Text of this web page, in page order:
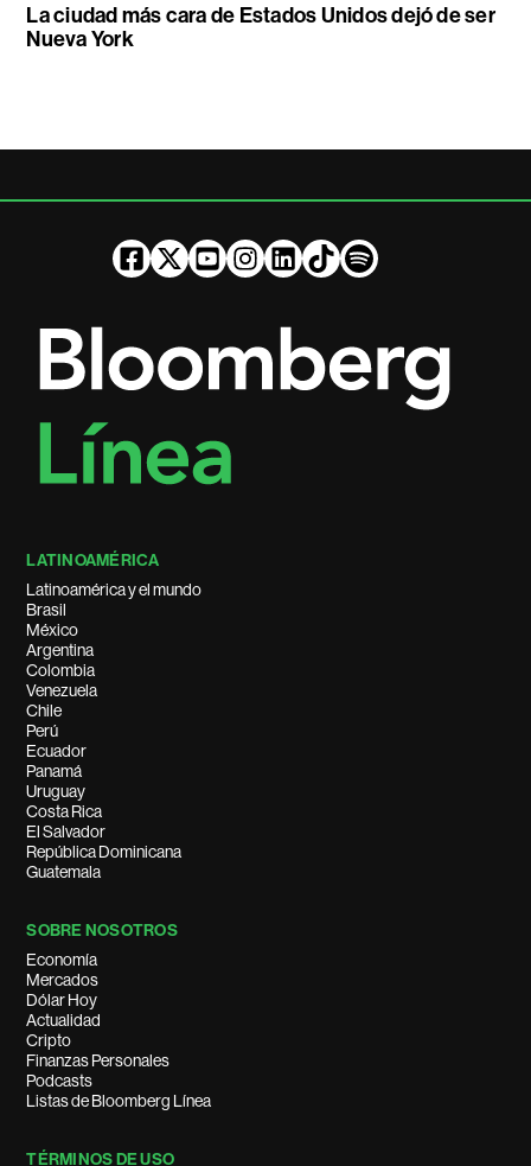
La ciudad más cara de Estados Unidos dejó de ser
Nueva York
LATINOAMÉRICA
Latinoamérica y el mundo
Brasil
México
Argentina
Colombia
Venezuela
Chile
Perú
Ecuador
Panamá
Uruguay
Costa Rica
El Salvador
República Dominicana
Guatemala
SOBRE NOSOTROS
Economía
Mercados
Dólar Hoy
Actualidad
Cripto
Finanzas Personales
Podcasts
Listas de Bloomberg Línea
TÉRMINOS DE USO